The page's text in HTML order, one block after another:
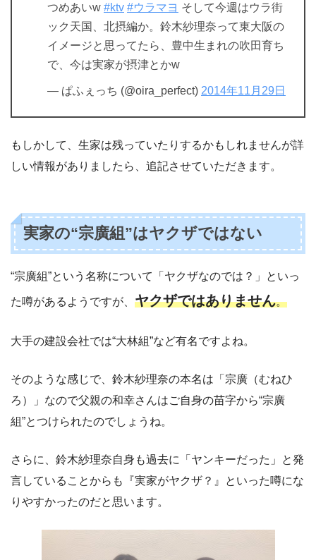
つめあいw #ktv #ウラマヨ そして今週はウラ街
ック天国、北摂編か。鈴木紗理奈って東大阪の
イメージと思ってたら、豊中生まれの吹田育ち
で、今は実家が摂津とかw
— ぱふぇっち (@oira_perfect) 2014年11月29日
もしかして、生家は残っていたりするかもしれませんが詳
しい情報がありましたら、追記させていただきます。
実家の“宗廣組”はヤクザではない
“宗廣組”という名称について「ヤクザなのでは？」といっ
た噂があるようですが、 ヤクザではありません。
大手の建設会社では“大林組”など有名ですよね。
そのような感じで、鈴木紗理奈の本名は「宗廣（むねひ
ろ）」なので父親の和幸さんはご自身の苗字から“宗廣
組”とつけられたのでしょうね。
さらに、鈴木紗理奈自身も過去に「ヤンキーだった」と発
言していることからも『実家がヤクザ？』といった噂にな
りやすかったのだと思います。